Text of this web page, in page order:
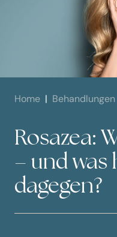
Home Behandlungen
Rosazea:
– und
dagegen?